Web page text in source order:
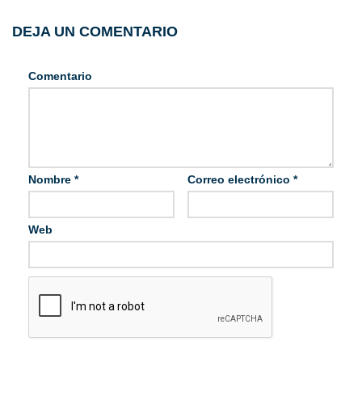
DEJA UN COMENTARIO
Comentario
Nombre * Correo electrónico *
Web